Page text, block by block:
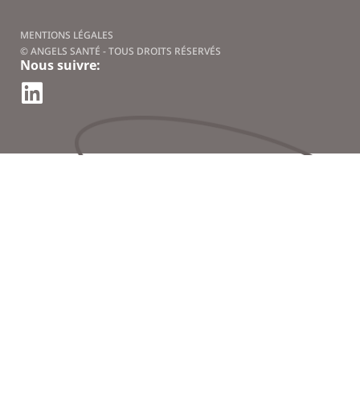
MENTIONS LÉGALES
© ANGELS SANTÉ - TOUS DROITS RÉSERVÉS
Nous suivre: